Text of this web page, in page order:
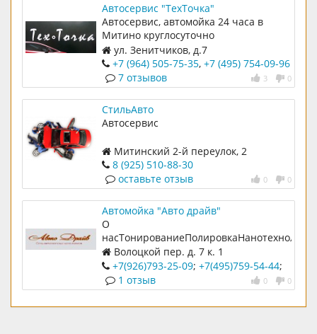
Автосервис "ТехТочка"
Автосервис, автомойка 24 часа в
Митино круглосуточно
ул. Зенитчиков, д.7
+7 (964) 505-75-35, +7 (495) 754-09-96
3 0
7 отзывов
СтильАвто
Автосервис
Митинский 2-й переулок, 2
8 (925) 510-88-30
0 0
оставьте отзыв
Автомойка "Авто драйв"
О
автокондиционеров Добро
пожаловать
Волоцкой пер. д. 7 к. 1
+7(926)793-25-09; +7(495)759-54-44;
754-55-00
0 0
1 отзыв